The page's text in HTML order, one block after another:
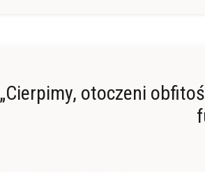
„Cierpimy, otoczeni